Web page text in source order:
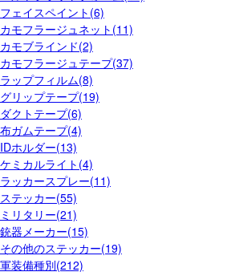
フェイスペイント(6)
カモフラージュネット(11)
カモブラインド(2)
カモフラージュテープ(37)
ラップフィルム(8)
グリップテープ(19)
ダクトテープ(6)
布ガムテープ(4)
IDホルダー(13)
ケミカルライト(4)
ラッカースプレー(11)
ステッカー(55)
ミリタリー(21)
銃器メーカー(15)
その他のステッカー(19)
軍装備種別(212)